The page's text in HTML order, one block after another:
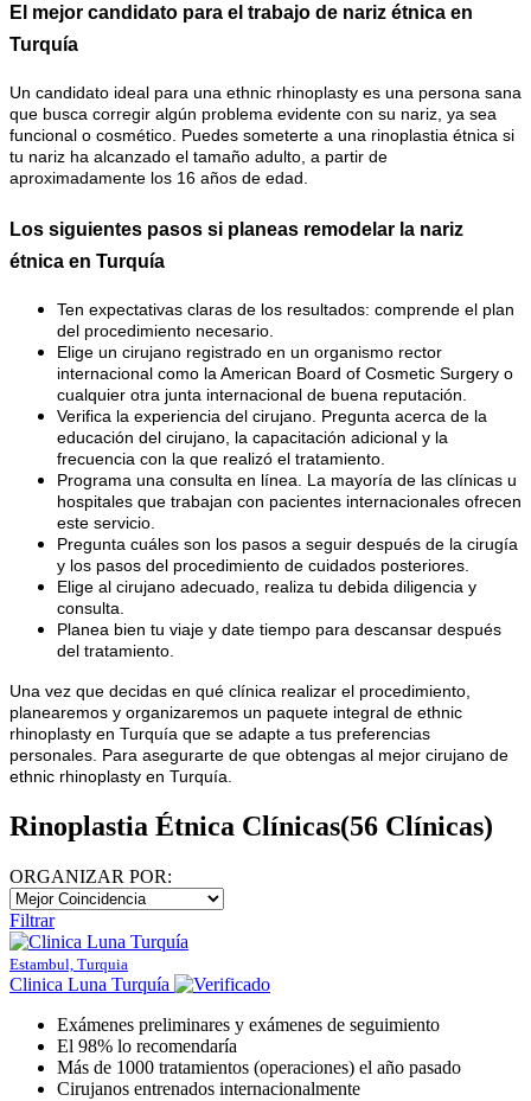
El mejor candidato para el trabajo de nariz étnica en
Turquía
Un candidato ideal para una ethnic rhinoplasty es una persona sana
que busca corregir algún problema evidente con su nariz, ya sea
funcional o cosmético. Puedes someterte a una rinoplastia étnica si
tu nariz ha alcanzado el tamaño adulto, a partir de
aproximadamente los 16 años de edad.
Los siguientes pasos si planeas remodelar la nariz
étnica en Turquía
Ten expectativas claras de los resultados: comprende el plan
del procedimiento necesario.
Elige un cirujano registrado en un organismo rector
internacional como la American Board of Cosmetic Surgery o
cualquier otra junta internacional de buena reputación.
Verifica la experiencia del cirujano. Pregunta acerca de la
educación del cirujano, la capacitación adicional y la
frecuencia con la que realizó el tratamiento.
Programa una consulta en línea. La mayoría de las clínicas u
hospitales que trabajan con pacientes internacionales ofrecen
este servicio.
Pregunta cuáles son los pasos a seguir después de la cirugía
y los pasos del procedimiento de cuidados posteriores.
Elige al cirujano adecuado, realiza tu debida diligencia y
consulta.
Planea bien tu viaje y date tiempo para descansar después
del tratamiento.
Una vez que decidas en qué clínica realizar el procedimiento,
planearemos y organizaremos un paquete integral de ethnic
rhinoplasty en Turquía que se adapte a tus preferencias
personales. Para asegurarte de que obtengas al mejor cirujano de
ethnic rhinoplasty en Turquía.
Rinoplastia Étnica Clínicas(56 Clínicas)
ORGANIZAR POR:
Filtrar
Estambul, Turquia
Clinica Luna Turquía
Exámenes preliminares y exámenes de seguimiento
El 98% lo recomendaría
Más de 1000 tratamientos (operaciones) el año pasado
Cirujanos entrenados internacionalmente